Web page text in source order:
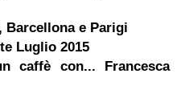
Barcellona e Parigi
Luglio 2015
caffè con... Francesca